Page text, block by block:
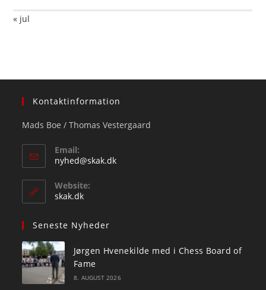
« jul
Kontaktinformation
Mads Boe / Thomas Vestergaard
Email:
nyhed@skak.dkOpens
Website:
skak.dk
Seneste Nyheder
Jørgen Hvenekilde med i Chess Board of
Fame
8. AUGUST 2026